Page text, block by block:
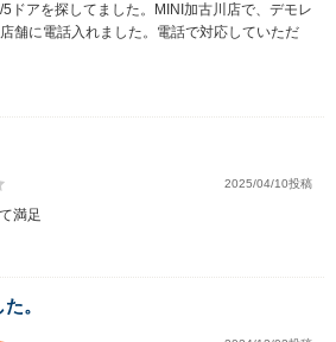
ドアを探してました。MINI加古川店で、デモレ
舗に電話入れました。電話で対応していただ
2025/04/10投稿
満足
。